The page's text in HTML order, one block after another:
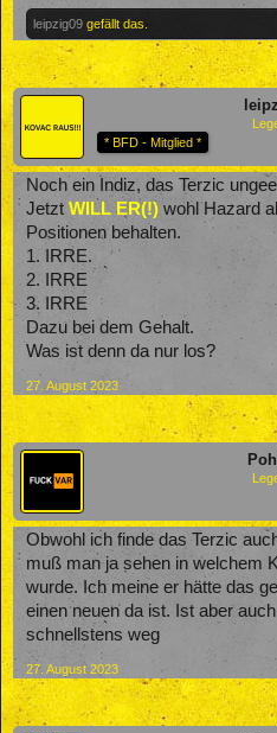
leipzig09 gefällt das.
* BFD - Mitglied *
Noch ein Indiz, das Terzic
Jetzt WILL ER(!)wohl Hazard
Positionen behalten.
1. IRRE.
2. IRRE
3. IRRE
Dazu bei dem Gehalt.
Was ist denn da nur los?
27. August 2023
Obwohl ich finde das Terzic
muß man ja sehen in welchem
wurde. Ich meine er hätte das
einen neuen da ist. Ist aber
schnellstens weg
27. August 2023